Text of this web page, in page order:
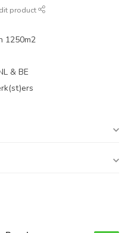
product
1250m2
& BE